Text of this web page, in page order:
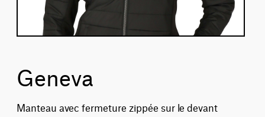
Geneva
Manteau avec fermeture zippée sur le devant